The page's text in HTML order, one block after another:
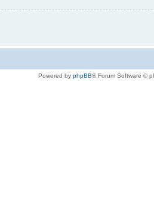
Powered by phpBB® Forum Software ©